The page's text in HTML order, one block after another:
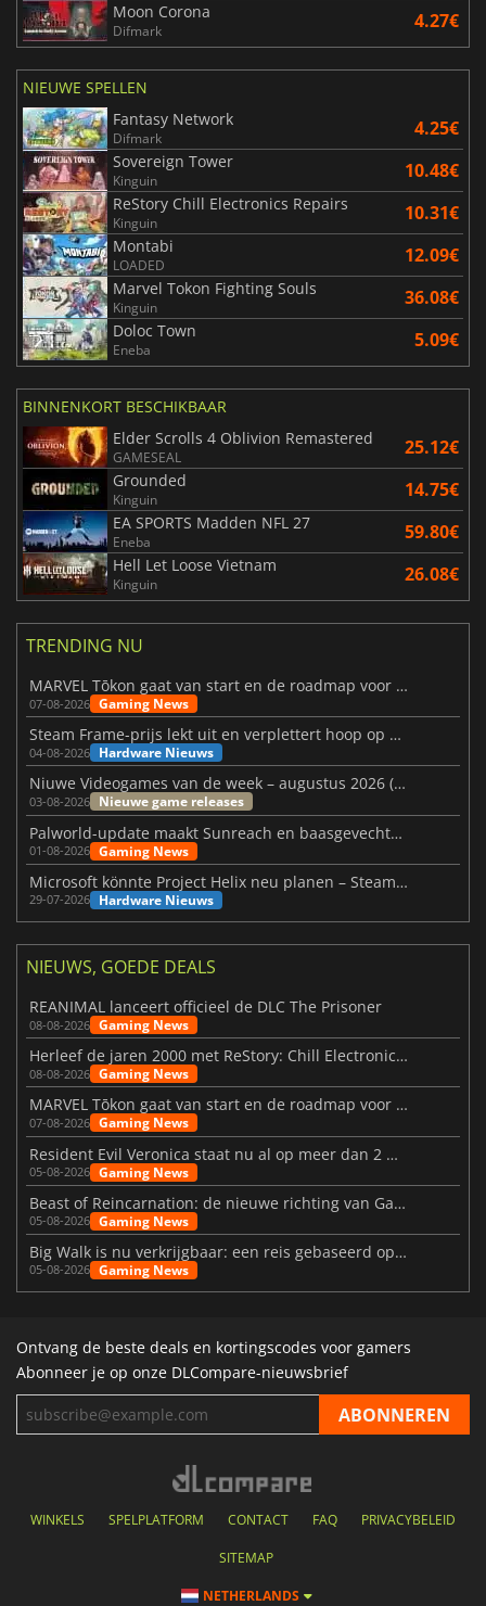
Moon Corona
Difmark 4.27€
NIEUWE SPELLEN
Fantasy Network
Difmark 4.25€
Sovereign Tower
Kinguin 10.48€
ReStory Chill Electronics Repairs
Kinguin 10.31€
Montabi
LOADED 12.09€
Marvel Tokon Fighting Souls
Kinguin 36.08€
Doloc Town
Eneba 5.09€
BINNENKORT BESCHIKBAAR
Elder Scrolls 4 Oblivion Remastered
GAMESEAL 25.12€
Grounded
Kinguin 14.75€
EA SPORTS Madden NFL 27
Eneba 59.80€
Hell Let Loose Vietnam
Kinguin 26.08€
TRENDING NU
MARVEL Tōkon gaat van start en de roadmap voor jaar 1 is bekendgemaakt
07-08-2026 Gaming News
Steam Frame-prijs lekt uit en verplettert hoop op betaalbare VR
04-08-2026 Hardware Nieuws
Niuwe Videogames van de week – augustus 2026 (week 32)
03-08-2026 Nieuwe game releases
Palworld-update maakt Sunreach en baasgevechten stabieler
01-08-2026 Gaming News
Microsoft könnte Project Helix neu planen – Steam-Support wackelt
29-07-2026 Hardware Nieuws
NIEUWS, GOEDE DEALS
REANIMAL lanceert officieel de DLC The Prisoner
08-08-2026 Gaming News
Herleef de jaren 2000 met ReStory: Chill Electronics Repairs
08-08-2026 Gaming News
MARVEL Tōkon gaat van start en de roadmap voor jaar 1 is bekendgemaakt
07-08-2026 Gaming News
Resident Evil Veronica staat nu al op meer dan 2 miljoen verlanglijstjes
05-08-2026 Gaming News
Beast of Reincarnation: de nieuwe richting van Game Freak
05-08-2026 Gaming News
Big Walk is nu verkrijgbaar: een reis gebaseerd op vriendschap
05-08-2026 Gaming News
Ontvang de beste deals en kortingscodes voor gamers
Abonneer je op onze DLCompare-nieuwsbrief
WINKELS SPELPLATFORM CONTACT FAQ PRIVACYBELEID
SITEMAP
NETHERLANDS